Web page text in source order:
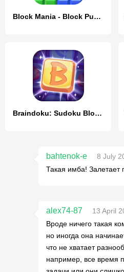
Block Mania - Block Puzzle
Braindoku: Sudoku Block Puzzle
bahtenok-e
8 July
Такая имба! Залетает
alex74-87
13 April
Вроде ничего такая
но иногда она
что не хватает
например, все время